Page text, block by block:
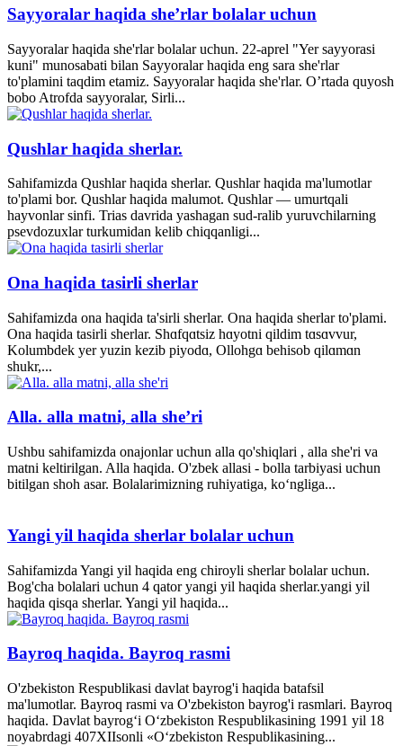
Sayyoralar haqida she’rlar bolalar uchun
Sayyoralar haqida she'rlar bolalar uchun. 22-aprel "Yer sayyorasi
kuni" munosabati bilan Sayyoralar haqida eng sara she'rlar
to'plamini taqdim etamiz. Sayyoralar haqida she'rlar. O’rtada quyosh
bobo Atrofda sayyoralar, Sirli...
Qushlar haqida sherlar.
Sahifamizda Qushlar haqida sherlar. Qushlar haqida ma'lumotlar
to'plami bor. Qushlar haqida malumot. Qushlar — umurtqali
hayvonlar sinfi. Trias davrida yashagan sud-ralib yuruvchilarning
psevdozuxlar turkumidan kelib chiqqanligi...
Ona haqida tasirli sherlar
Sahifamizda ona haqida ta'sirli sherlar. Ona haqida sherlar to'plami.
Ona haqida tasirli sherlar. Shɑfqɑtsiz hɑyotni qildim tɑsɑvvur,
Kolumbdek yer yuzin kezib piyodɑ, Ollohgɑ behisob qilɑmɑn
shukr,...
Alla. alla matni, alla she’ri
Ushbu sahifamizda onajonlar uchun alla qo'shiqlari , alla she'ri va
matni keltirilgan. Alla haqida. O'zbek allasi - bolla tarbiyasi uchun
bitilgan shoh asar. Bolalarimizning ruhiyatiga, ko‘ngliga...
Yangi yil haqida sherlar bolalar uchun
Sahifamizda Yangi yil haqida eng chiroyli sherlar bolalar uchun.
Bog'cha bolalari uchun 4 qator yangi yil haqida sherlar.yangi yil
haqida qisqa sherlar. Yangi yil haqida...
Bayroq haqida. Bayroq rasmi
O'zbekiston Respublikasi davlat bayrog'i haqida batafsil
ma'lumotlar. Bayroq rasmi va O'zbekiston bayrog'i rasmlari. Bayroq
haqida. Davlat bayrog‘i O‘zbekiston Respublikasining 1991 yil 18
noyabrdagi 407­XII­sonli «O‘zbekiston Respublikasining...